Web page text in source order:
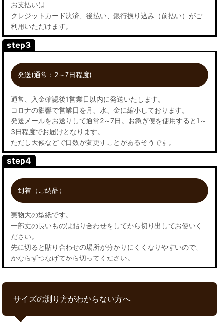
お支払いは
クレジットカード決済、後払い、銀行振り込み（前払い）がご
利用いただけます。
step3
発送(通常：2～7日程度)
通常、入金確認後1営業日以内に発送いたします。
コロナの影響で営業日を月、水、金に縮小しております。
発送メールをお送りして通常2～7日。お急ぎ便を使用すると1～
3日程度でお届けとなります。
ただし天候などで日数が変更すことがあるそうです。
step4
到着（ご納品）
実物大の型紙です。
一部丈の長いものは貼り合わせをしてから切り出してお使いく
ださい。
先に切ると貼り合わせの場所が分かりにくくなりやすいので、
かならずつなげてから切ってください。
サイズの測り方がわからない方へ